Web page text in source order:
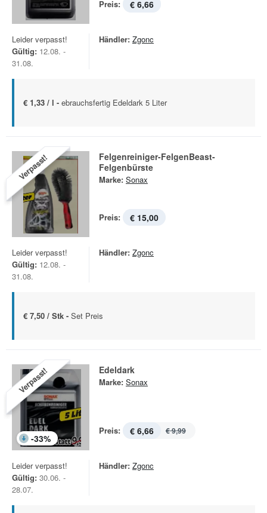
Preis: € 6,66
Leider verpasst!
Gültig: 12.08. -
31.08.
Händler: Zgonc
€ 1,33 / l - ebrauchsfertig Edeldark 5 Liter
Verpasst!
Felgenreiniger-FelgenBeast-
Felgenbürste
Marke: Sonax
Preis: € 15,00
Leider verpasst!
Gültig: 12.08. -
31.08.
Händler: Zgonc
€ 7,50 / Stk - Set Preis
Verpasst!
-33%
Edeldark
Marke: Sonax
Preis: € 6,66 € 9,99
Leider verpasst!
Gültig: 30.06. -
28.07.
Händler: Zgonc